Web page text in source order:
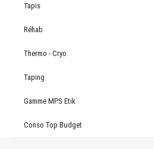
Tapis
Réhab
Thermo - Cryo
Taping
Gamme MPS Etik
Conso Top Budget